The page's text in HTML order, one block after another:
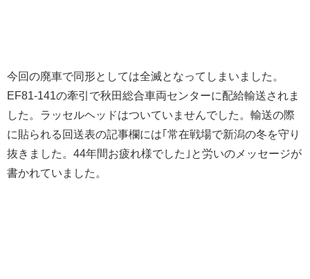
今回の廃車で同形としては全滅となってしまいました。
EF81-141の牽引で秋田総合車両センターに配給輸送されま
した。ラッセルヘッドはついていませんでした。輸送の際
に貼られる回送表の記事欄には｢常在戦場で新潟の冬を守り
抜きました。44年間お疲れ様でした｣と労いのメッセージが
書かれていました。